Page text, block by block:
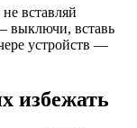
вставляй
выключи, вставь
устройств —
избежать